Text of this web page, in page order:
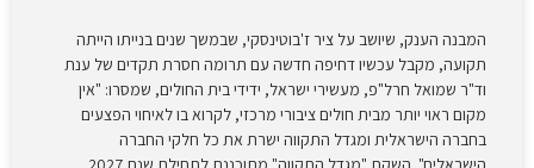
המבנה הענק, שיושב על ציר ז'בוטינסקי, שבמשך שנים בנייתו הייתה
תקועה, מקבל עכשיו דחיפה חדשה עם תרומה חסרת תקדים של ענת
וד"ר שמואל חרל"פ, מעשירי ישראל, ידידי בית החולים, שמסרו: "אין
מקום ראוי יותר מבית חולים ציבורי מרכזי, לקרוא בו לאיחוי הפצעים
בחברה הישראלית ומגדל התקווה ישרת את כל חלקי החברה